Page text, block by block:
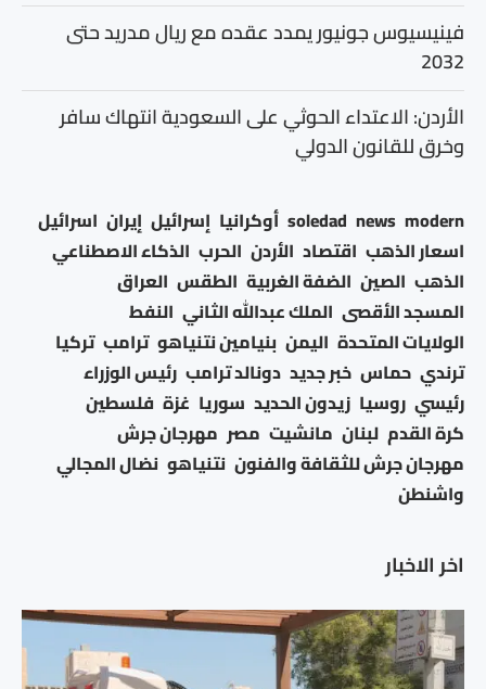
اخر الاخبار
فينيسيوس جونيور يمدد عقده مع ريال مدريد حتى
2032
الأردن: الاعتداء الحوثي على السعودية انتهاك سافر
وخرق للقانون الدولي
modern
news
soledad أوكرانيا إسرائيل إيران اسرائيل
اسعار الذهب اقتصاد الأردن الحرب الذكاء الاصطناعي
الذهب الصين الضفة الغربية الطقس العراق
المسجد الأقصى الملك عبدالله الثاني النفط
الولايات المتحدة اليمن بنيامين نتنياهو ترامب تركيا
ترندي حماس خبر جديد دونالد ترامب رئيس الوزراء
رئيسي روسيا زيدون الحديد سوريا غزة فلسطين
كرة القدم لبنان مانشيت مصر مهرجان جرش
مهرجان جرش للثقافة والفنون نتنياهو نضال المجالي
واشنطن